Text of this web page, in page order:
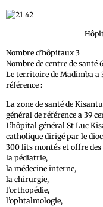
Nombre d’hôpitaux 3
Nombre de centre de santé
Le territoire de Madimba a
référence :
La zone de santé de
général de référence a 39
L’hôpital général St Luc
catholique dirigé par le
300 lits montés et offre des
la pédiatrie,
la médecine interne,
la chirurgie,
l’orthopédie,
l’ophtalmologie,